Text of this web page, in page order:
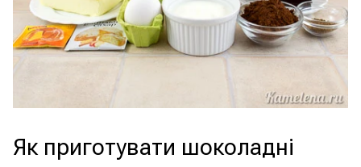
Як приготувати шоколадні